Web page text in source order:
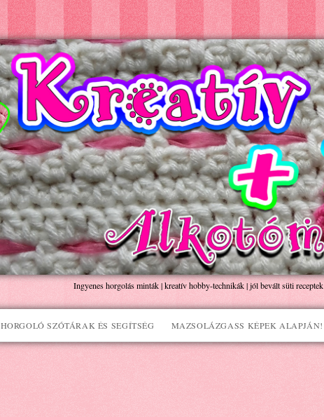
Ingyenes horgolás minták | kreatív hobby-technikák | jól bevált süti receptek
HORGOLÓ SZÓTÁRAK ÉS SEGÍTSÉG MAZSOLÁZGASS KÉPEK ALAPJÁN!